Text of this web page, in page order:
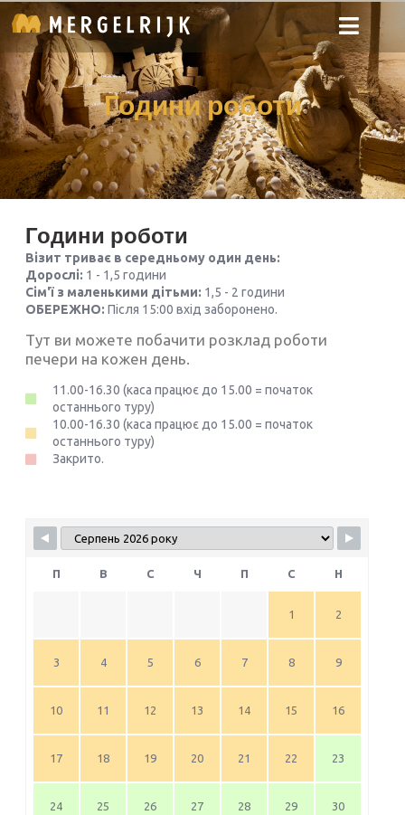
Години роботи
Години роботи
Візит триває в середньому один день:
Дорослі: 1 - 1,5 години
Сім'ї з маленькими дітьми: 1,5 - 2 години
ОБЕРЕЖНО: Після 15:00 вхід заборонено.
Тут ви можете побачити розклад роботи
печери на кожен день.
11.00-16.30 (каса працює до 15.00 = початок
останнього туру)
10.00-16.30 (каса працює до 15.00 = початок
останнього туру)
Закрито.
П В С Ч П С Н
1 2
3 4 5 6 7 8 9
10 11 12 13 14 15 16
17 18 19 20 21 22 23
24 25 26 27 28 29 30